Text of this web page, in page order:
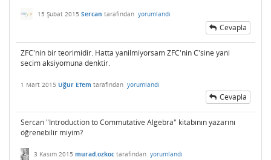
15 Şubat 2015 Sercan tarafından yorumlandı
Cevapla
ZFC'nin bir teorimidir. Hatta yanilmiyorsam ZFC'nin C'sine yani
secim aksiyomuna denktir.
1 Mart 2015 Uğur Efem tarafından yorumlandı
Cevapla
Sercan "Introduction to Commutative Algebra" kitabının yazarını
öğrenebilir miyim?
3 Kasım 2015 murad.ozkoc tarafından yorumlandı